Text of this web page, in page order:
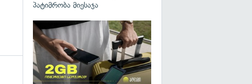
პატიმრობა მიესაჯა